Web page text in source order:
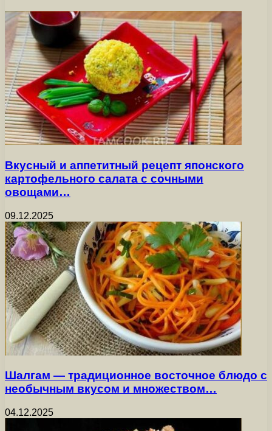
Вкусный и аппетитный рецепт японского
картофельного салата с сочными
овощами…
09.12.2025
Шалгам — традиционное восточное блюдо с
необычным вкусом и множеством…
04.12.2025